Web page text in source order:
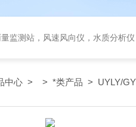
监测站，风速风向仪，水质分析
中心 > > *类产品 > UYLY/